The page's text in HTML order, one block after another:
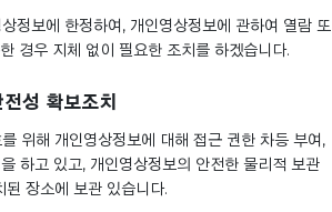
정보에 한정하여, 개인영상정보에 관하여 열람 또
경우 지체 없이 필요한 조치를 하겠습니다.
성 확보조치
위해 개인영상정보에 대해 접근 권한 차등 부여,
하고 있고, 개인영상정보의 안전한 물리적 보관
장소에 보관 있습니다.